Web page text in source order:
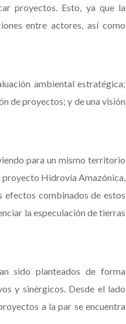
proyectos. Esto, ya que la
entre actores, así como
ambiental estratégica;
de proyectos; y de una visión
para un mismo territorio
proyecto Hidrovía Amazónica,
efectos combinados de estos
la especulación de tierras
sido planteados de forma
y sinérgicos. Desde el lado
a la par se encuentra